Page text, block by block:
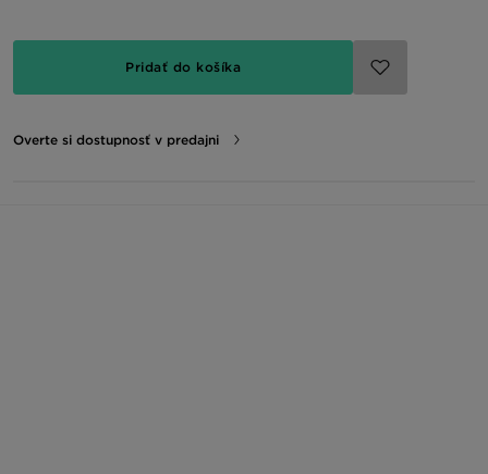
Pridať do košíka
Overte si dostupnosť v predajni